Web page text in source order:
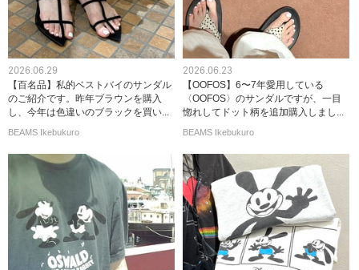
2026.06.29
【百名品】私的ベストバイのサンダル
のご紹介です。昨年ブラウンを購入
し、今年は色違いのブラックを買い...
BEAMS Ikebukuro
2026.06.23
【OOFOS】6〜7年愛用している
〈OOFOS〉のサンダルですが、一目
惚れしてドット柄を追加購入しまし...
BEAMS Ikebukuro